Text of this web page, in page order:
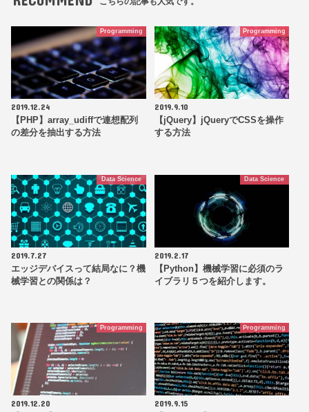
Programming
2019.12.24
【PHP】array_udiffで連想配列
の差分を抽出する方法
Programming
2019.9.10
【jQuery】jQueryでCSSを操作
する方法
Data Science
2019.7.27
エッジデバイスって結局なに？機
械学習との関係は？
Data Science
2019.2.17
【Python】機械学習に必須のラ
イブラリ５つを紹介します。
Programming
2019.12.20
Programming
2019.9.15